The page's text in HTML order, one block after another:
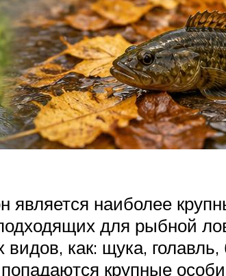
является наиболее
для рыбной
как: щука,
крупные